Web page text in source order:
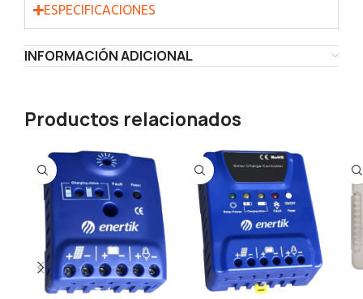
ESPECIFICACIONES
INFORMACIÓN ADICIONAL
Productos relacionados